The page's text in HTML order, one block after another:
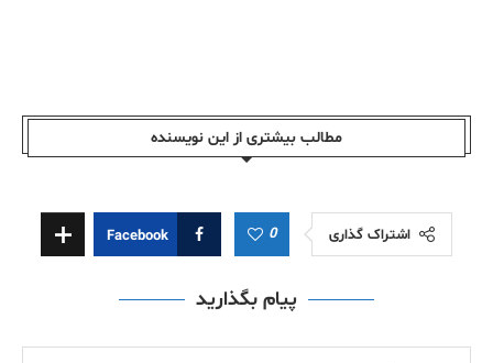
مطالب بیشتری از این نویسندە
اشتراک گذاری 0
Facebook
پیام بگذارید